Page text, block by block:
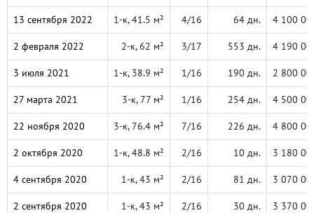
13 сентября 2022 1-к, 41.5 м² 4/16 64 дн. 4 100
2 февраля 2022 2-к, 62 м² 3/17 553 дн. 4 190
3 июля 2021 1-к, 38.9 м² 1/16 190 дн. 2 800
27 марта 2021 3-к, 77 м² 1/16 254 дн. 4 500
22 ноября 2020 3-к, 76.4 м² 7/16 226 дн. 4 800
2 октября 2020 1-к, 48.8 м² 2/16 10 дн. 3 180
4 сентября 2020 1-к, 43 м² 2/16 81 дн. 3 070
2 сентября 2020 1-к, 43 м² 2/16 30 дн. 3 370